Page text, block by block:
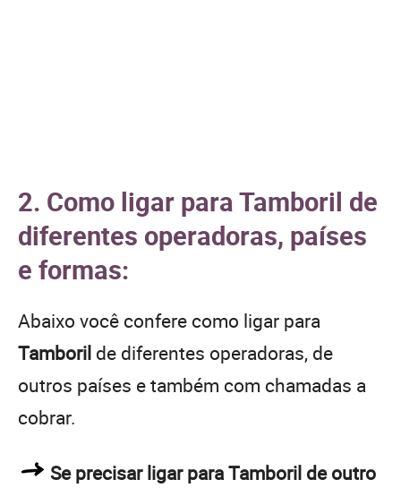
2. Como ligar para Tamboril de
diferentes operadoras, países
e formas:
Abaixo você confere como ligar para
Tamboril de diferentes operadoras, de
outros países e também com chamadas a
cobrar.
Se precisar ligar para Tamboril de outro